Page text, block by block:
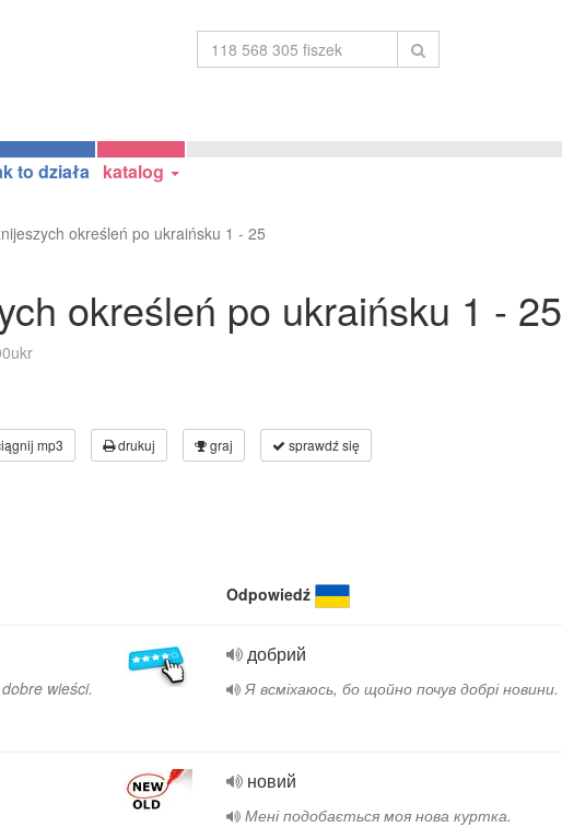
to działa katalog
określeń po ukraińsku 1 - 25
określeń po ukraińsku 1 - 25
mp3 drukuj graj sprawdź się
Odpowiedź
wieści.
добрий
Я всміхаюсь, бо щойно почув добрі новини.
новий
Мені подобається моя нова куртка.